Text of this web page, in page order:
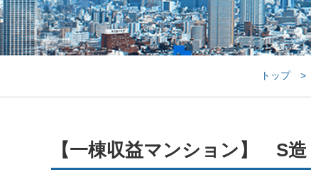
トップ>
【一棟収益マンション】 S